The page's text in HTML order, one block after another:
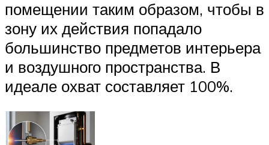
помещении таким образом, чтобы в
зону их действия попадало
большинство предметов интерьера
и воздушного пространства. В
идеале охват составляет 100%.